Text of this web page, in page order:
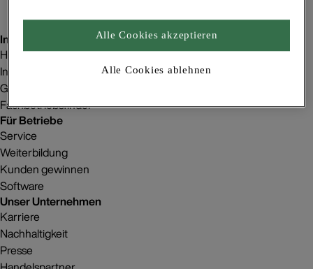
Inspiration
Homestorys
Innenraumgestaltung
Gebäudeprojekte
Fachbetriebsfinder
Für Betriebe
Service
Weiterbildung
Kunden gewinnen
Software
Unser Unternehmen
Karriere
Nachhaltigkeit
Presse
Alle Cookies ablehnen
Alle Cookies akzeptieren